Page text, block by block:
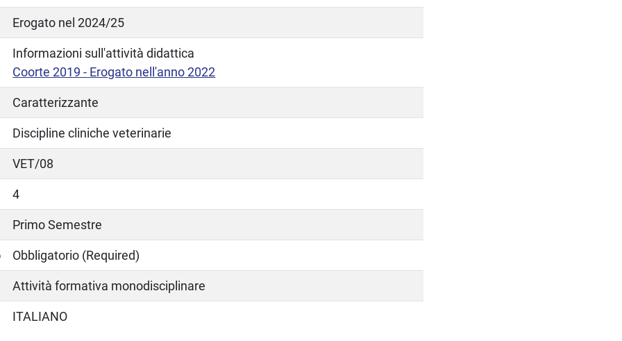
Erogato nel 2024/25
Informazioni sull'attività didattica
Coorte 2019 - Erogato nell'anno 2022
Caratterizzante
Discipline cliniche veterinarie
VET/08
4
Primo Semestre
Obbligatorio (Required)
Attività formativa monodisciplinare
ITALIANO